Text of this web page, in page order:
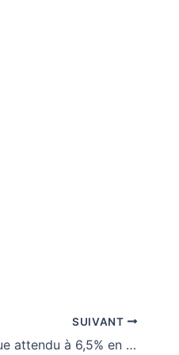
SUIVANT
Togo : Le taux de croissance économique attendu à 6,5% en 2026